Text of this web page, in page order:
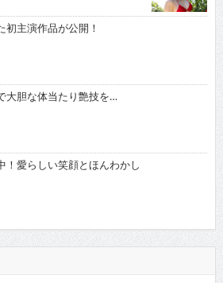
主演作品が公開！
愛らしい笑顔とほんわかし
『死ぬまでお笑いをやっていきたい！そ...